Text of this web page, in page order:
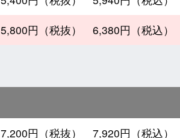
5,800円（税抜） 6,380円（税込）
7,200円（税抜） 7,920円（税込）